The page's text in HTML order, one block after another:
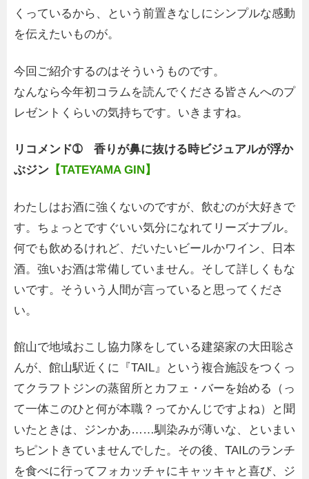
くっているから、という前置きなしにシンプルな感動
を伝えたいものが。
今回ご紹介するのはそういうものです。
なんなら今年初コラムを読んでくださる皆さんへのプ
レゼントくらいの気持ちです。いきますね。
リコメンド➀ 香りが鼻に抜ける時ビジュアルが浮か
ぶジン 【TATEYAMA GIN】
わたしはお酒に強くないのですが、飲むのが大好きで
す。ちょっとですぐいい気分になれてリーズナブル。
何でも飲めるけれど、だいたいビールかワイン、日本
酒。強いお酒は常備していません。そして詳しくもな
いです。そういう人間が言っていると思ってくださ
い。
館山で地域おこし協力隊をしている建築家の大田聡さ
んが、館山駅近くに『TAIL』という複合施設をつくっ
てクラフトジンの蒸留所とカフェ・バーを始める（っ
て一体このひと何が本職？ってかんじですよね）と聞
いたときは、ジンかあ……馴染みが薄いな、といまい
ちピントきていませんでした。その後、TAILのランチ
を食べに行ってフォカッチャにキャッキャと喜び、ジ